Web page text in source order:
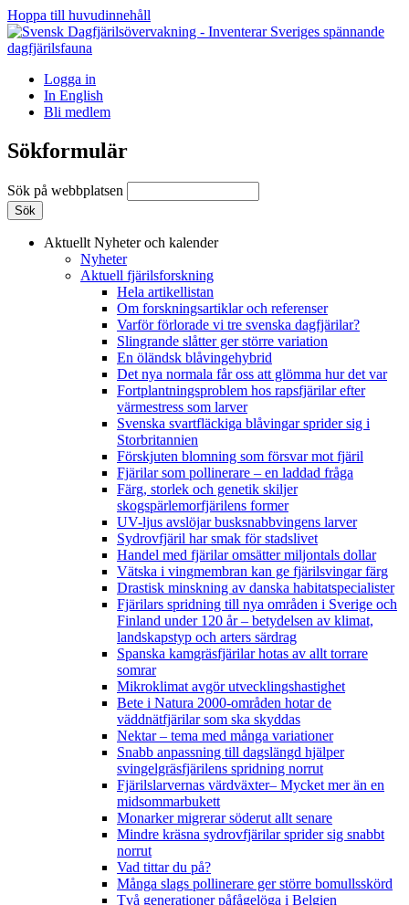
Hoppa till huvudinnehåll
Logga in
In English
Bli medlem
Sökformulär
Sök på webbplatsen
Aktuellt Nyheter och kalender
Nyheter
Aktuell fjärilsforskning
Hela artikellistan
Om forskningsartiklar och referenser
Varför förlorade vi tre svenska dagfjärilar?
Slingrande slåtter ger större variation
En öländsk blåvingehybrid
Det nya normala får oss att glömma hur det var
Fortplantningsproblem hos rapsfjärilar efter
värmestress som larver
Svenska svartfläckiga blåvingar sprider sig i
Storbritannien
Förskjuten blomning som försvar mot fjäril
Fjärilar som pollinerare – en laddad fråga
Färg, storlek och genetik skiljer
skogspärlemorfjärilens former
UV-ljus avslöjar busksnabbvingens larver
Sydrovfjäril har smak för stadslivet
Handel med fjärilar omsätter miljontals dollar
Vätska i vingmembran kan ge fjärilsvingar färg
Drastisk minskning av danska habitatspecialister
Fjärilars spridning till nya områden i Sverige och
Finland under 120 år– betydelsen av klimat,
landskapstyp och arters särdrag
Spanska kamgräsfjärilar hotas av allt torrare
somrar
Mikroklimat avgör utvecklingshastighet
Bete i Natura 2000-områden hotar de
väddnätfjärilar som ska skyddas
Nektar – tema med många variationer
Snabb anpassning till dagslängd hjälper
svingelgräsfjärilens spridning norrut
Fjärilslarvernas värdväxter– Mycket mer än en
midsommarbukett
Monarker migrerar söderut allt senare
Mindre kräsna sydrovfjärilar sprider sig snabbt
norrut
Vad tittar du på?
Många slags pollinerare ger större bomullsskörd
Två generationer påfågelöga i Belgien